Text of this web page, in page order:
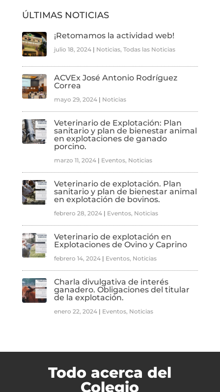
ÚLTIMAS NOTICIAS
¡Retomamos la actividad web!
julio 18, 2024| Noticias, Todas las Noticias
ACVEx José Antonio Rodríguez
Correa
mayo 29, 2024| Noticias
Veterinario de Explotación: Plan
sanitario y plan de bienestar animal
en explotaciones de ganado
porcino.
marzo 11, 2024| Eventos, Noticias
Veterinario de explotación. Plan
sanitario y plan de bienestar animal
en explotación de bovinos.
febrero 28, 2024| Eventos, Noticias
Veterinario de explotación en
Explotaciones de Ovino y Caprino
febrero 14, 2024| Eventos, Noticias
Charla divulgativa de interés
ganadero. Obligaciones del titular
de la explotación.
enero 22, 2024| Eventos, Noticias
Todo acerca del
Colegio